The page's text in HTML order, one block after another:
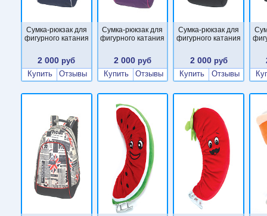
Сумка-рюкзак для
фигурного катания
2 000 руб
Купить
Отзывы
Сумка-рюкзак для
фигурного катания
2 000 руб
Купить
Отзывы
Сумка-рюкзак для
фигурного катания
2 000руб
Купить
Отзывы